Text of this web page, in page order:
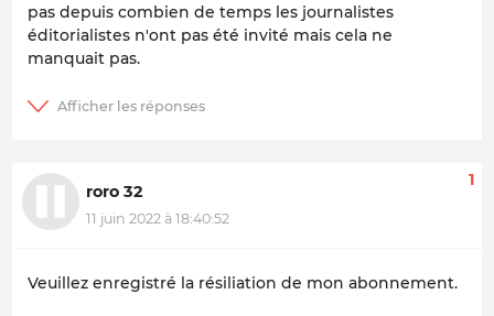
pas depuis combien de temps les journalistes
éditorialistes n'ont pas été invité mais cela ne
manquait pas.
roro 32
11 juin 2022 à 18:40:52
1
Veuillez enregistré la résiliation de mon abonnement.